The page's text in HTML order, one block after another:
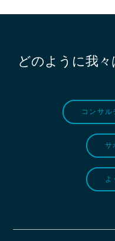
どのように我
コンサル
サ
よ